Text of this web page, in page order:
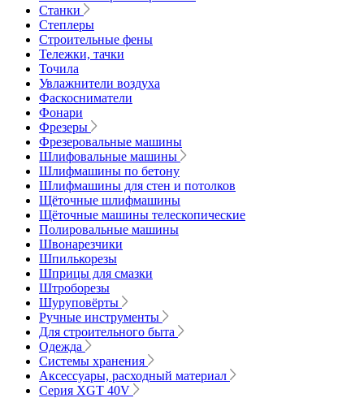
Станки
Степлеры
Строительные фены
Тележки, тачки
Точила
Увлажнители воздуха
Фаскосниматели
Фонари
Фрезеры
Фрезеровальные машины
Шлифовальные машины
Шлифмашины по бетону
Шлифмашины для стен и потолков
Щёточные шлифмашины
Щёточные машины телескопические
Полировальные машины
Швонарезчики
Шпилькорезы
Шприцы для смазки
Штроборезы
Шуруповёрты
Ручные инструменты
Для строительного быта
Одежда
Системы хранения
Аксессуары, расходный материал
Серия XGT 40V